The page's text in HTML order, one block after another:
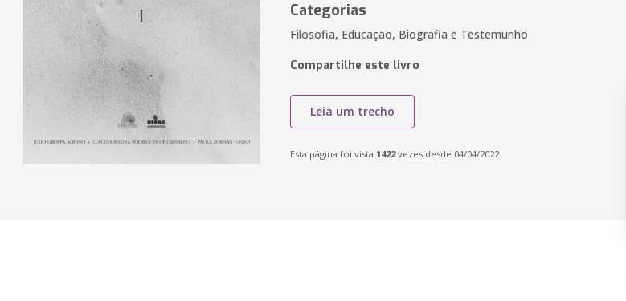
Categorias
Filosofia, Educação, Biografia e Testemunho
Compartilhe este livro
Leia um trecho
Esta página foi vista 1422vezes desde 04/04/2022